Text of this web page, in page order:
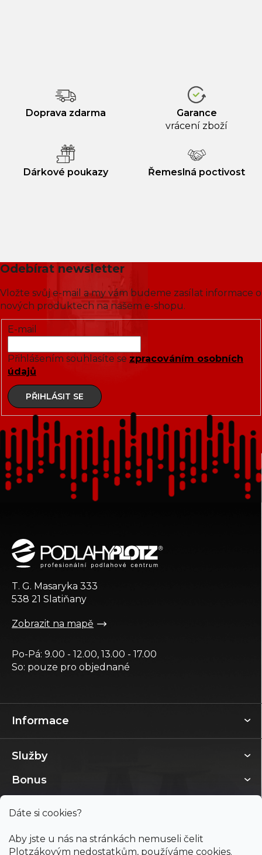
Dáte si cookies?
Aby jste u nás na stránkách nemuseli čelit
Plotzákovým nedostatkům, používáme cookies.
Doprava zdarma
Garance
vrácení zboží
Dárkové poukazy Řemeslná poctivost
Odebírat newsletter
Vložte svůj e-mail a my vám budeme zasílat informace o
nových produktech na našem e-shopu.
E-mail
Přihlášením souhlasíte se zpracováním osobních
údajů
PŘIHLÁSIT SE
Informace
Služby
Bonus
T. G. Masaryka 333
538 21 Slatiňany
Zobrazit na mapě
Po-Pá: 9.00 - 12.00, 13.00 - 17.00
So: pouze pro objednané